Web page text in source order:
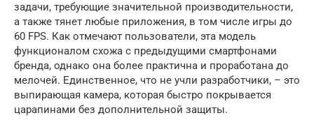
задачи, требующие значительной производительности,
а также тянет любые приложения, в том числе игры до
60 FPS. Как отмечают пользователи, эта модель
функционалом схожа с предыдущими смартфонами
бренда, однако она более практична и проработана до
мелочей. Единственное, что не учли разработчики, – это
выпирающая камера, которая быстро покрывается
царапинами без дополнительной защиты.